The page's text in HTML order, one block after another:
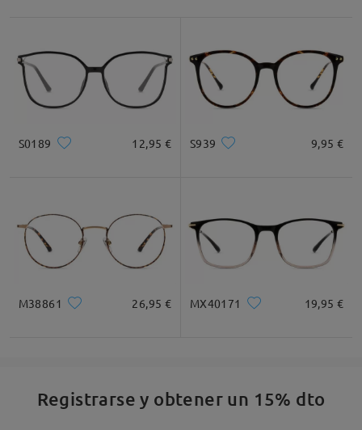
comentarios
Deje su comentario
S0189 12,95 € S939 9,95 €
M38861 26,95 € MX40171 19,95 €
Registrarse y obtener un 15% dto